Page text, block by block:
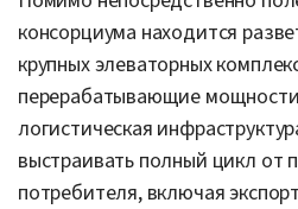
консорциума находится
крупных элеваторных
перерабатывающие
логистическая
выстраивать полный цикл от
потребителя, включая